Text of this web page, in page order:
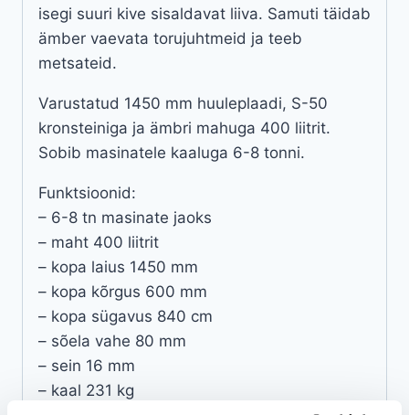
isegi suuri kive sisaldavat liiva. Samuti täidab
ämber vaevata torujuhtmeid ja teeb
metsateid.
Varustatud 1450 mm huuleplaadi, S-50
kronsteiniga ja ämbri mahuga 400 liitrit.
Sobib masinatele kaaluga 6-8 tonni.
Funktsioonid:
– 6-8 tn masinate jaoks
– maht 400 liitrit
– kopa laius 1450 mm
– kopa kõrgus 600 mm
– kopa sügavus 840 cm
– sõela vahe 80 mm
– sein 16 mm
– kaal 231 kg